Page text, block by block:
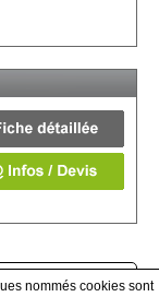
nommés cookies sont